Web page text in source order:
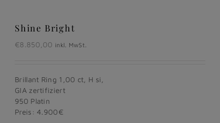
Shine Bright
€8.850,00 inkl. MwSt.
Brillant Ring 1,00 ct, H si,
GIA zertifiziert
950 Platin
Preis: 4.900€